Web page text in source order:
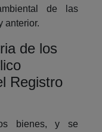
de las
anterior.
de los
Registro
bienes, y se